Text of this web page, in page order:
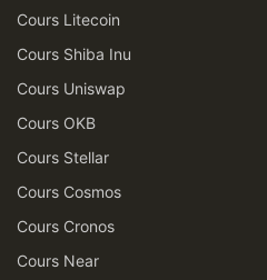
Cours Litecoin
Cours Shiba Inu
Cours Uniswap
Cours OKB
Cours Stellar
Cours Cosmos
Cours Cronos
Cours Near